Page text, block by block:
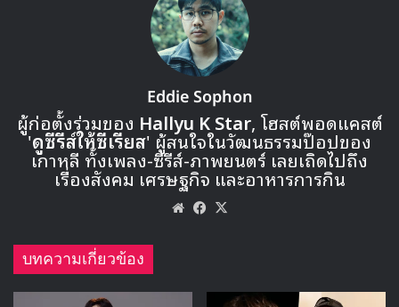
แฟนๆที่ได้ดูคลิปนี้ก็มีการคิดบทสนทนาประกอบคลิปกันหลาก
หลาย เช่น